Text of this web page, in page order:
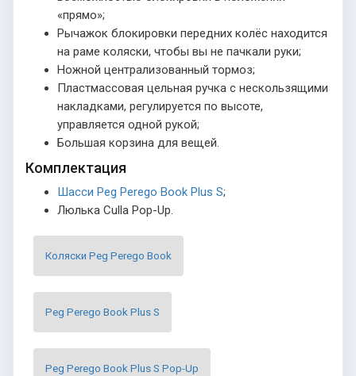
«прямо»;
Рычажок блокировки передних колёс находится
на раме коляски, чтобы вы не пачкали руки;
Ножной централизованный тормоз;
Пластмассовая цельная ручка с нескользящими
накладками, регулируется по высоте,
управляется одной рукой;
Большая корзина для вещей.
Комплектация
Шасси Peg Perego Book Plus S;
Люлька Culla Pop-Up.
Коляски Peg Perego Book
Peg Perego Book Plus S
Peg Perego Book Plus S Pop-Up